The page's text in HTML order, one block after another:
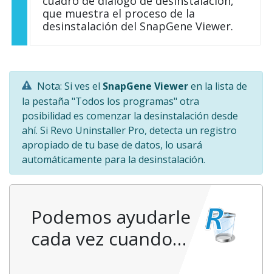
que muestra el proceso de la
desinstalación del SnapGene Viewer.
Nota: Si ves el SnapGene Vieweren la lista de
la pestaña "Todos los programas" otra
posibilidad es comenzar la desinstalación desde
ahí. Si Revo Uninstaller Pro, detecta un registro
apropiado de tu base de datos, lo usará
automáticamente para la desinstalación.
Podemos ayudarle
cada vez cuando…